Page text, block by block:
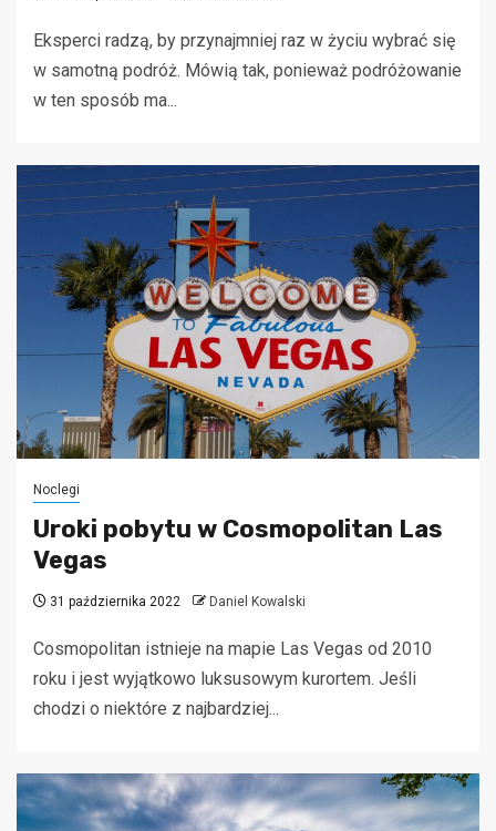
Eksperci radzą, by przynajmniej raz w życiu wybrać się
w samotną podróż. Mówią tak, ponieważ podróżowanie
w ten sposób ma...
Noclegi
Uroki pobytu w Cosmopolitan Las
Vegas
31 października 2022 Daniel Kowalski
Cosmopolitan istnieje na mapie Las Vegas od 2010
roku i jest wyjątkowo luksusowym kurortem. Jeśli
chodzi o niektóre z najbardziej...